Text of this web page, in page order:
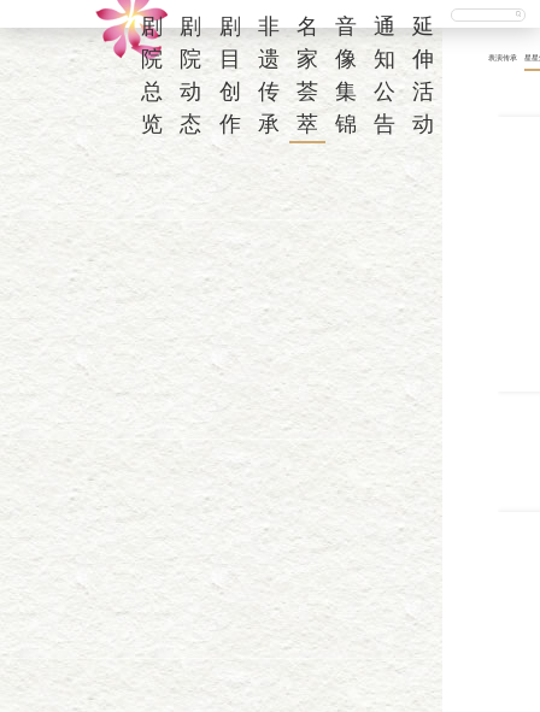
剧
院
总
览
剧
院
动
态
剧
目
创
作
非
遗
传
承
名
家
荟
萃
音
像
集
锦
通
知
公
告
延
伸
活
动
表演传承 星星